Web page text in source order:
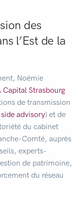
des
l’Est de la
Noémie
Capital Strasbourg
de transmission
advisory) et de
du cabinet
Comté, auprès
experts-
de patrimoine,
du réseau